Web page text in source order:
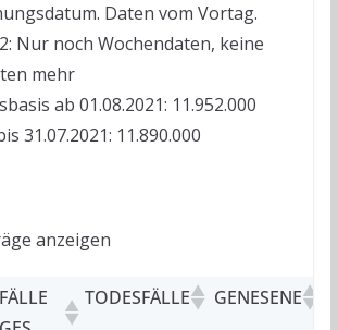
Daten vom Vortag.
Nur noch Wochendaten, keine
mehr
ab 01.08.2021: 11.952.000
31.07.2021: 11.890.000
anzeigen
FÄLLE
TODESFÄLLE GENESENE